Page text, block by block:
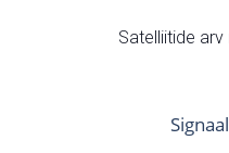
Satelliitide